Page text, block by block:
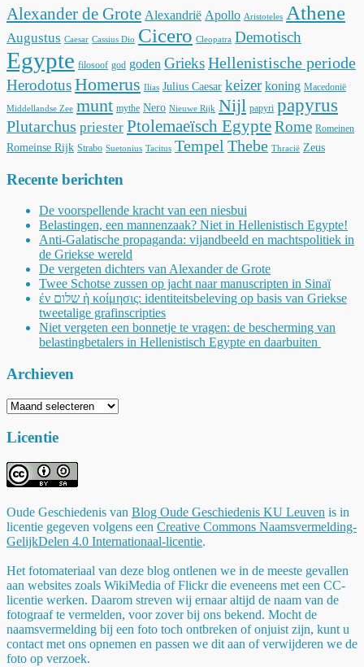
Alexander de Grote Alexandrië Apollo Aristoteles Athene
Augustus Caesar Cassius Dio Cicero Cleopatra Demotisch
Egypte filosoof god goden GrieksHellenistische periode
HerodotusHomerus Ilias Julius Caesar keizer koning Macedonië
Middellandse Zee munt mythe Nero Nieuwe Rijk Nijl papyri papyrus
Plutarchus priester Ptolemaeïsch EgypteRome Romeinen
Romeinse Rijk Strabo Suetonius Tacitus Tempel Thebe Thracië Zeus
Recente berichten
De voorspellende kracht van een niesbui
Belastingen, een mannenzaak? Niet in Hellenistisch Egypte!
Anti-Galatische propaganda: vijandbeeld en machtspolitiek in
de Griekse wereld
De vergeten dichters van Alexander de Grote
Twee Schotse zussen op jacht naar manuscripten in Sinaï
ἐν שלום ἡ κοίμησις: identiteitsbeleving op basis van Griekse
tweetalige grafinscripties
Niet vergeten een bonnetje te vragen: de bescherming van
belastingbetalers in Hellenistisch Egypte en daarbuiten
Archieven
Archieven
Licentie
Oude Geschiedenis van Blog Oude Geschiedenis KU Leuven is in
licentie gegeven volgens een Creative Commons Naamsvermelding-
GelijkDelen 4.0 Internationaal-licentie.
Het fotomateriaal van deze blog ontlenen we in de meeste gevallen
aan websites zoals WikiMedia of Flickr die eveneens met een CC-
licentie werken. Daarom streven wij ernaar altijd de naam van de
fotograaf te vermelden, voor zover bij ons bekend. Mocht de
naamsvermelding bij een foto toch ontbreken of onjuist zijn, kunt u
contact met ons opnemen en passen we dit aan of verwijderen we de
foto op verzoek.